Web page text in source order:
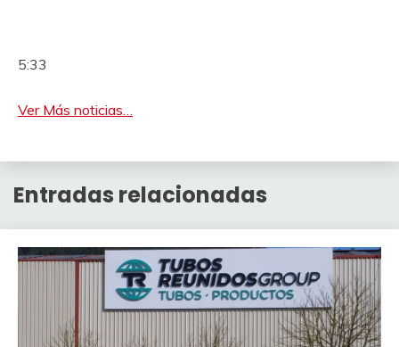
5:33
Ver Más noticias…
Entradas relacionadas